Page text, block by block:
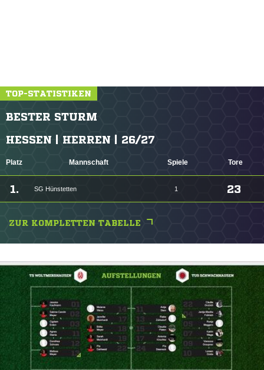
TOP-STATISTIKEN
BESTER STURM
HESSEN | HERREN | 26/27
Platz Mannschaft Spiele Tore
1. SG Hünstetten 1 23
ZUR KOMPLETTEN TABELLE